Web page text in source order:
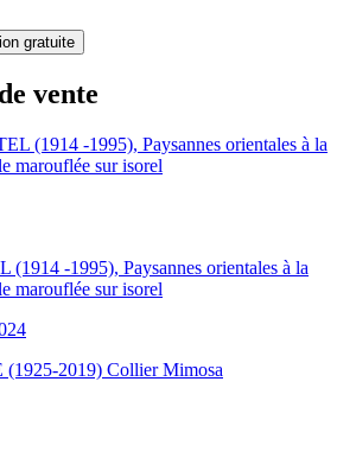
gratuite
vente
(1914 -1995), Paysannes orientales à la
marouflée sur isorel